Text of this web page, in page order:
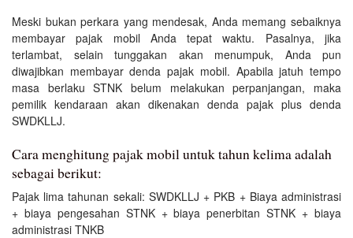
Meski bukan perkara yang mendesak, Anda memang sebaiknya
membayar pajak mobil Anda tepat waktu. Pasalnya, jika
terlambat, selain tunggakan akan menumpuk, Anda pun
diwajibkan membayar denda pajak mobil. Apabila jatuh tempo
masa berlaku STNK belum melakukan perpanjangan, maka
pemilik kendaraan akan dikenakan denda pajak plus denda
SWDKLLJ.
Cara menghitung pajak mobil untuk tahun kelima adalah
sebagai berikut:
Pajak lima tahunan sekali: SWDKLLJ + PKB + Biaya administrasi
+ biaya pengesahan STNK + biaya penerbitan STNK + biaya
administrasi TNKB